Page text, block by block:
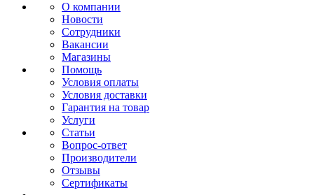
О компании
Новости
Сотрудники
Вакансии
Магазины
Помощь
Условия оплаты
Условия доставки
Гарантия на товар
Услуги
Статьи
Вопрос-ответ
Производители
Отзывы
Сертификаты